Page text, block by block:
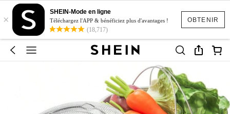
OBTENIR
×
SHEIN-Mode en ligne
Téléchargez l'APP & bénéficiez plus d'avantages !
(18,717)